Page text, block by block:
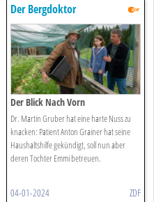
Der Bergdoktor
Der Blick Nach Vorn
Dr. Martin Gruber hat eine harte Nuss zu
knacken: Patient Anton Grainer hat seine
Haushaltshilfe gekündigt, soll nun aber
deren Tochter Emmi betreuen.
04-01-2024 ZDF